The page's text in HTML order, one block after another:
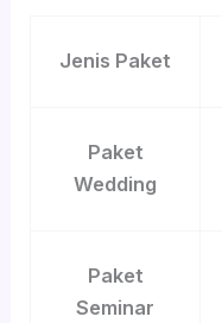
Jenis Paket
Paket
Wedding
Paket
Seminar